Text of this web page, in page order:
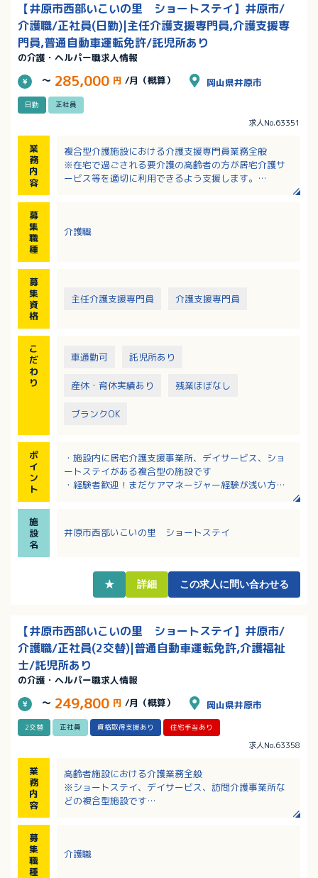
【井原市西部いこいの里 ショートステイ】井原市/
介護職/正社員(日勤)|主任介護支援専門員,介護支援専
門員,普通自動車運転免許/託児所あり
の介護・ヘルパー職求人情報
～ 285,000 円 /月（概算） 岡山県井原市
日勤 正社員
求人No.63351
業
務
内
容
複合型介護施設における介護支援専門員業務全般
※在宅で過ごされる要介護の高齢者の方が居宅介護サ
ービス等を適切に利用できるよう支援します。
募
集
職
種
介護職
募
集
資
格
主任介護支援専門員 介護支援専門員
こ
だ
わ
り
車通勤可 託児所あり
産休・育休実績あり 残業ほぼなし
ブランクOK
ポ
イ
ン
ト
・施設内に居宅介護支援事業所、デイサービス、ショ
ートステイがある複合型の施設です
・経験者歓迎！まだケアマネージャー経験が浅い方、
・昇給・賞与あり！年間賞与の前年度支給実績は4.0ヶ
施
設
名
井原市西部いこいの里 ショートステイ
★ 詳細 この求人に問い合わせる
【井原市西部いこいの里 ショートステイ】井原市/
介護職/正社員(2交替)|普通自動車運転免許,介護福祉
士/託児所あり
の介護・ヘルパー職求人情報
～ 249,800 円 /月（概算） 岡山県井原市
2交替 正社員 資格取得支援あり 住宅手当あり
求人No.63358
業
務
内
容
高齢者施設における介護業務全般
※ショートステイ、デイサービス、訪問介護事業所な
どの複合型施設です
業務
募
集
職
種
介護職